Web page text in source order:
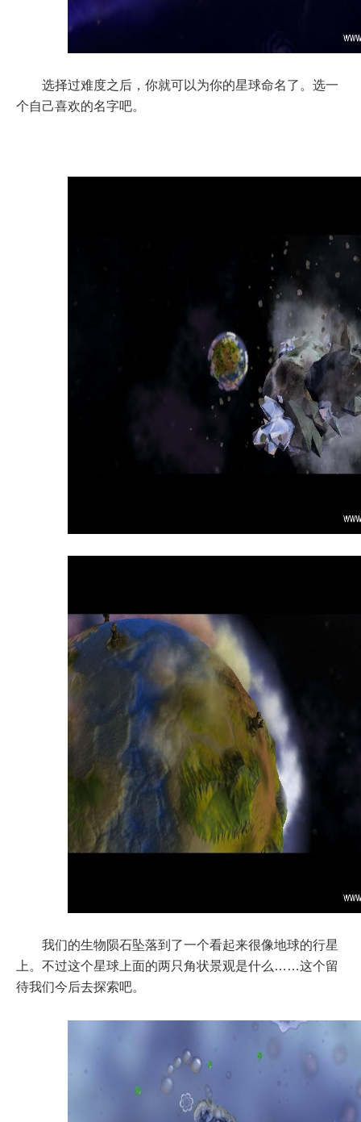
选择过难度之后，你就可以为你的星球命名了。选一
个自己喜欢的名字吧。
我们的生物陨石坠落到了一个看起来很像地球的行星
上。不过这个星球上面的两只角状景观是什么……这个留
待我们今后去探索吧。